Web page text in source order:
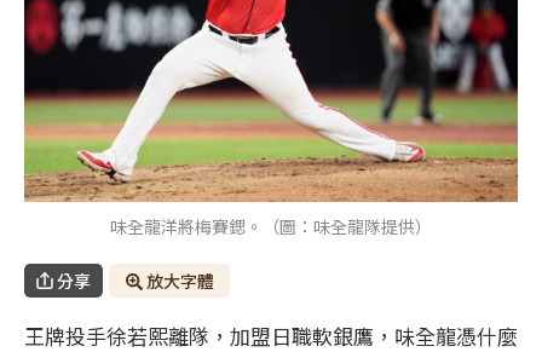
味全龍洋將梅賽鍶。（圖：味全龍隊提供）
分享 放大字體
王牌投手徐若熙離隊，加盟日職軟銀鷹，味全龍憑什麼